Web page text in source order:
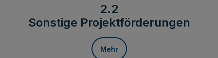
2.2
Sonstige Projektförderungen
Mehr